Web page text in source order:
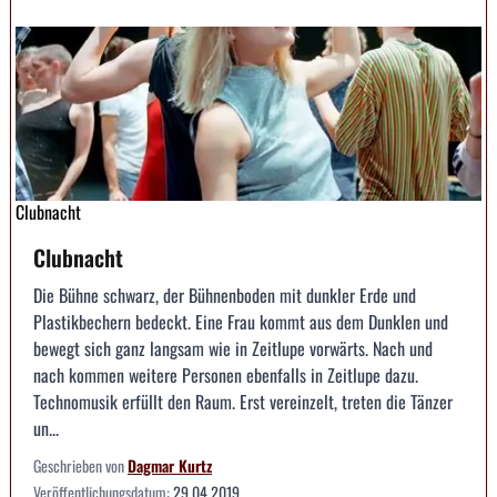
Clubnacht
Clubnacht
Die Bühne schwarz, der Bühnenboden mit dunkler Erde und
Plastikbechern bedeckt. Eine Frau kommt aus dem Dunklen und
bewegt sich ganz langsam wie in Zeitlupe vorwärts. Nach und
nach kommen weitere Personen ebenfalls in Zeitlupe dazu.
Technomusik erfüllt den Raum. Erst vereinzelt, treten die Tänzer
un...
Geschrieben vonDagmar Kurtz
Veröffentlichungsdatum:29.04.2019